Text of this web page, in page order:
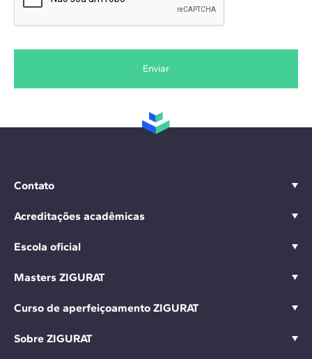
Enviar
Contato
Acreditações acadêmicas
Escola oficial
Masters ZIGURAT
Curso de aperfeiçoamento ZIGURAT
Sobre ZIGURAT